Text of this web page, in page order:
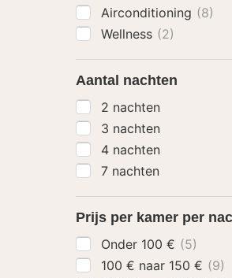
Airconditioning (8)
Wellness (2)
Aantal nachten
2 nachten
3 nachten
4 nachten
7 nachten
Prijs per kamer per
Onder 100 € (5)
100 € naar 150 € (9)